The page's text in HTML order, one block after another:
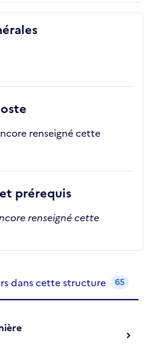
renseigné cette
prérequis
renseigné cette
dans cette structure 65